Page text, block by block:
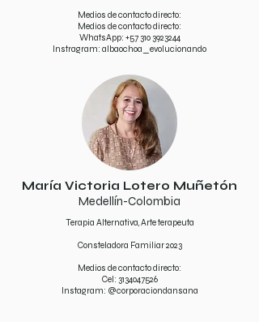
Medios de contacto directo:
Medios de contacto directo:
WhatsApp: +57 310 3923244
Instragram: albaochoa_evolucionando
María Victoria Lotero Muñetón
Medellín-Colombia
Terapia Alternativa, Arte terapeuta
Consteladora Familiar 2023
Medios de contacto directo:
Cel: 3134047526
Instagram: @corporaciondansana